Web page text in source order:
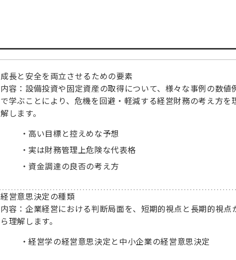
成長と安全を両立させるための要素
内容：設備投資や固定資産の取得について、様々な事例の数値
で学ぶことにより、危機を回避・軽減する経営財務の考え方を
解します。
高い目標と控えめな予想
実は財務管理上危険な代表格
資金調達の良否の考え方
経営意思決定の種類
内容：企業経営における判断局面を、短期的視点と長期的視点
ら理解します。
経営学の経営意思決定と中小企業の経営意思決定